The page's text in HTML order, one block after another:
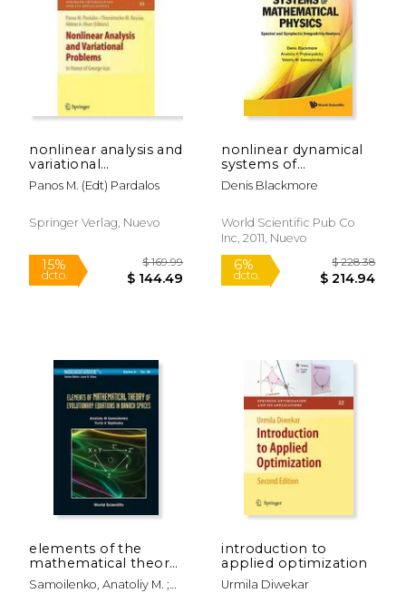
$ 93.49
nonlinear analysis and
variational
problems,in honor of
george isac
Panos M. (edt) Pardalos
Springer Verlag, Nuevo
nonlinear dynamical
systems of
mathematical
physics,spectral and
integrability analysis
Denis Blackmore
World Scientific Pub Co
Inc, 2011, Nuevo
elements of the
mathematical theory
of evolutionary
equations in banach
Samoilenko, Anatoliy M. ;
introduction to
applied optimization
Urmila Diwekar